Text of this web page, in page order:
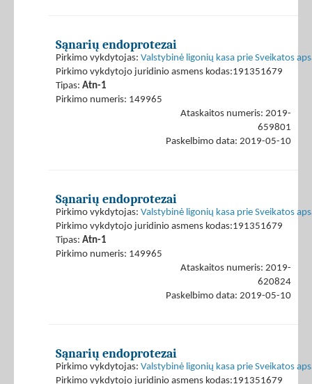
Sąnarių endoprotezai
Pirkimo vykdytojas: Valstybinė ligonių kasa prie Sveikatos
Pirkimo vykdytojo juridinio asmens kodas:191351679
Tipas: Atn-1
Pirkimo numeris: 149965
Ataskaitos numeris: 2019-
659801
Paskelbimo data: 2019-05-10
Sąnarių endoprotezai
Pirkimo vykdytojas: Valstybinė ligonių kasa prie Sveikatos
Pirkimo vykdytojo juridinio asmens kodas:191351679
Tipas: Atn-1
Pirkimo numeris: 149965
Ataskaitos numeris: 2019-
620824
Paskelbimo data: 2019-05-10
Sąnarių endoprotezai
Pirkimo vykdytojas: Valstybinė ligonių kasa prie Sveikatos
Pirkimo vykdytojo juridinio asmens kodas:191351679